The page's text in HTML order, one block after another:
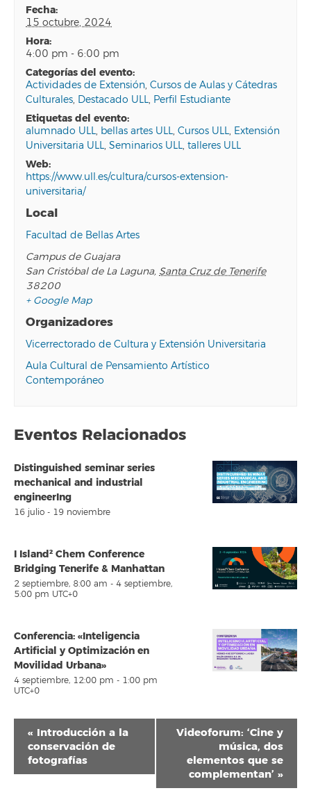
fecha:
15 octubre, 2024
hora:
4:00 pm - 6:00 pm
categorías del evento:
Actividades de Extensión,Cursos de Aulas y Cátedras
Culturales, Destacado ULL, Perfil Estudiante
etiquetas del evento:
alumnado ULL, bellas artes ULL,Cursos ULL, Extensión
Universitaria ULL,Seminarios ULL,talleres ULL
web:
https://www.ull.es/cultura/cursos-extension-
universitaria/
Local
Facultad de Bellas Artes
Campus de Guajara
San Cristóbal de La Laguna, Santa Cruz de Tenerife
38200
+ Google Map
Organizadores
Vicerrectorado de Cultura y Extensión Universitaria
Aula Cultural de Pensamiento Artístico
Contemporáneo
Eventos Relacionados
Distinguished seminar series
mechanical and industrial
engineerIng
16 julio - 19 noviembre
I Island² Chem Conference
Bridging Tenerife & Manhattan
2 septiembre, 8:00 am - 4 septiembre,
5:00 pm UTC+0
Conferencia: «Inteligencia
Artificial y Optimización en
Movilidad Urbana»
4 septiembre, 12:00 pm - 1:00 pm
UTC+0
Navegación
del
Evento
« Introducción a la
conservación de
fotografías
Videoforum: ‘Cine y
música, dos
elementos que se
complementan’ »